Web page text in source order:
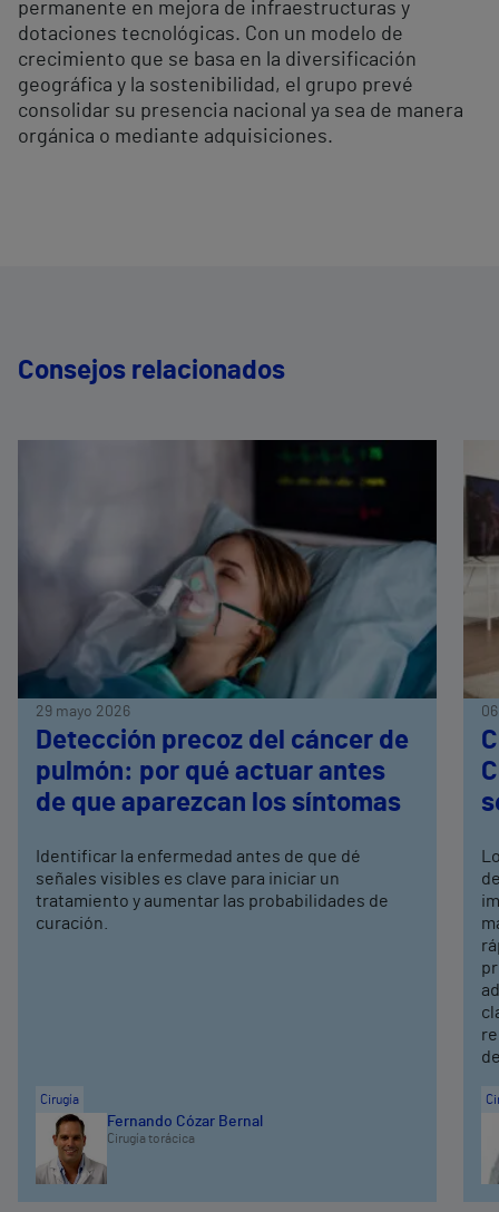
permanente en mejora de infraestructuras y
dotaciones tecnológicas. Con un modelo de
crecimiento que se basa en la diversificación
geográfica y la sostenibilidad, el grupo prevé
consolidar su presencia nacional ya sea de manera
orgánica o mediante adquisiciones.
Consejos relacionados
29 mayo 2026
Detección precoz del cáncer de
pulmón: por qué actuar antes
de que aparezcan los síntomas
Identificar la enfermedad antes de que dé
señales visibles es clave para iniciar un
tratamiento y aumentar las probabilidades de
curación.
Cirugía
Fernando Cózar Bernal
Cirugía torácica